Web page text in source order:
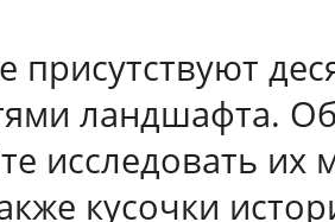
присутствуют
ландшафта.
исследовать
кусочки